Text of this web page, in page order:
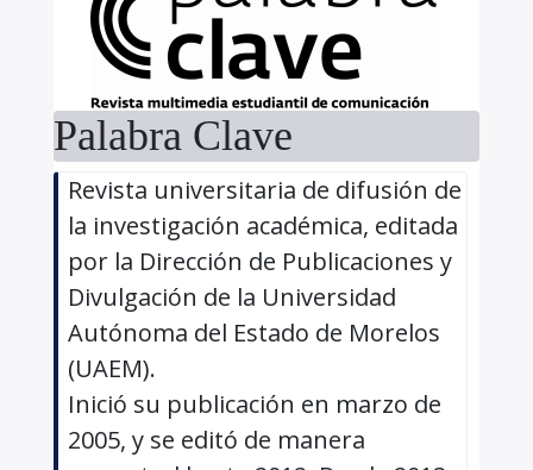
Palabra Clave
Revista universitaria de difusión de
la investigación académica, editada
por la Dirección de Publicaciones y
Divulgación de la Universidad
Autónoma del Estado de Morelos
(UAEM).
Inició su publicación en marzo de
2005, y se editó de manera